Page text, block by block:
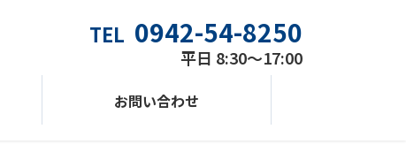
TEL 0942-54-8250
平日 8:30〜17:00
お問い合わせ